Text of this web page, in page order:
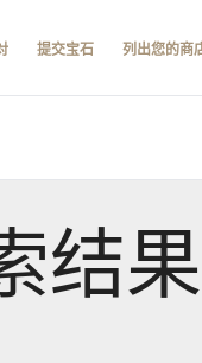
提交宝石 列出您的商
结果